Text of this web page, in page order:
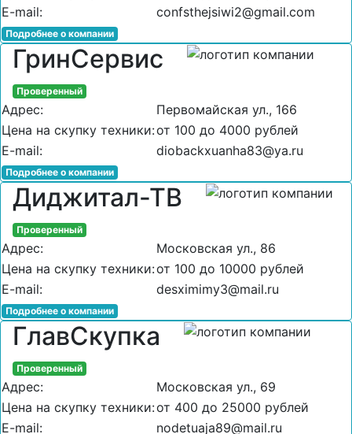
E-mail:
confsthejsiwi2@gmail.com
Подробнее о компании
ГринСервис
Проверенный
Адрес:
Первомайская ул., 166
Цена на скупку техники:от 100 до 4000 рублей
E-mail:
diobackxuanha83@ya.ru
Подробнее о компании
Диджитал-ТВ
Проверенный
Адрес:
Московская ул., 86
Цена на скупку техники:от 100 до 10000 рублей
E-mail:
desximimy3@mail.ru
Подробнее о компании
ГлавСкупка
Проверенный
Адрес:
Московская ул., 69
Цена на скупку техники:от 400 до 25000 рублей
E-mail:
nodetuaja89@mail.ru